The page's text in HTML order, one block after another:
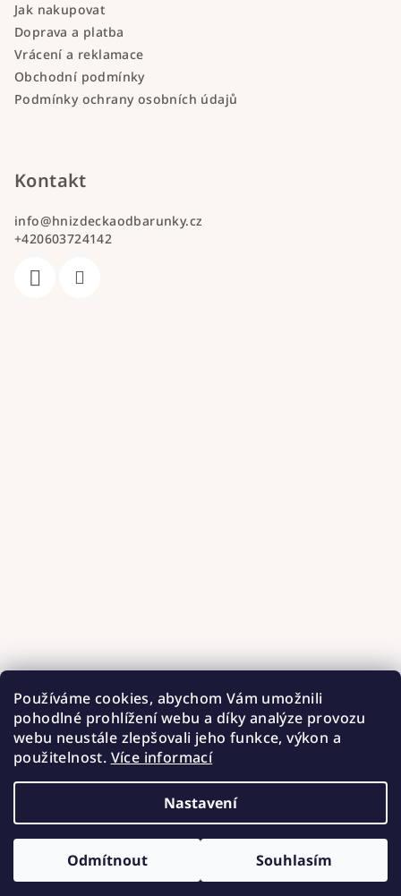
Používáme cookies, abychom Vám umožnili
pohodlné prohlížení webu a díky analýze provozu
webu neustále zlepšovali jeho funkce, výkon a
použitelnost. Více informací
Nastavení
Odmítnout Souhlasím
Jak nakupovat
Doprava a platba
Vrácení a reklamace
Obchodní podmínky
Podmínky ochrany osobních údajů
Kontakt
info@hnizdeckaodbarunky.cz
+420603724142
Copyright 2026Hnízdečka od Barunky. Všechna práva
vyhrazena.Upravit nastavení cookies
Vytvořil Shoptet
ZÍSKEJTE SLEVU 100 Kč